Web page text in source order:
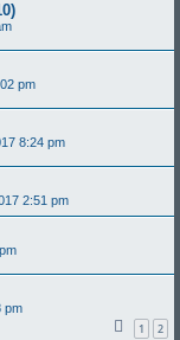
pm
8:24 pm
2:51 pm
pm
1 2